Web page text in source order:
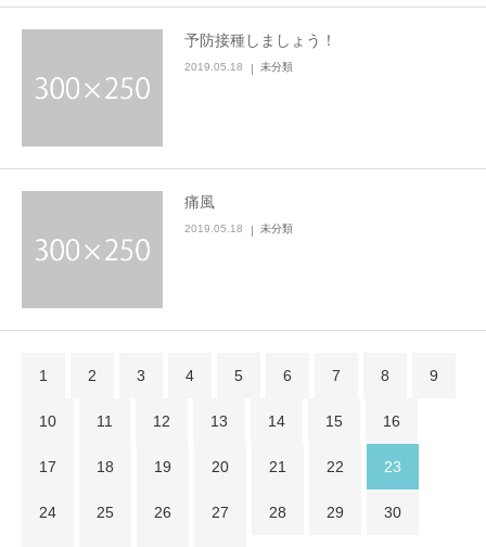
予防接種しましょう！
2019.05.18 未分類
痛風
2019.05.18 未分類
1 2 3 4 5 6 7 8 9
10 11 12 13 14 15 16
17 18 19 20 21 22 23
24 25 26 27 28 29 30